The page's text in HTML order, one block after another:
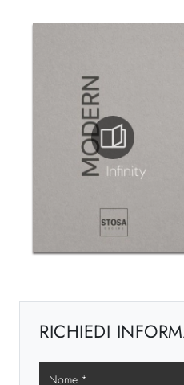
RICHIEDI